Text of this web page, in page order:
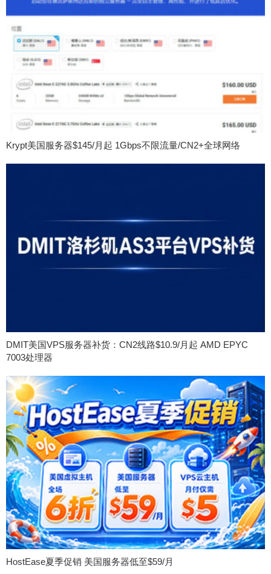
Krypt美国服务器$145/月起 1Gbps不限流量/CN2+全球网络
DMIT美国VPS服务器补货：CN2线路$10.9/月起 AMD EPYC
7003处理器
HostEase夏季促销 美国服务器低至$59/月